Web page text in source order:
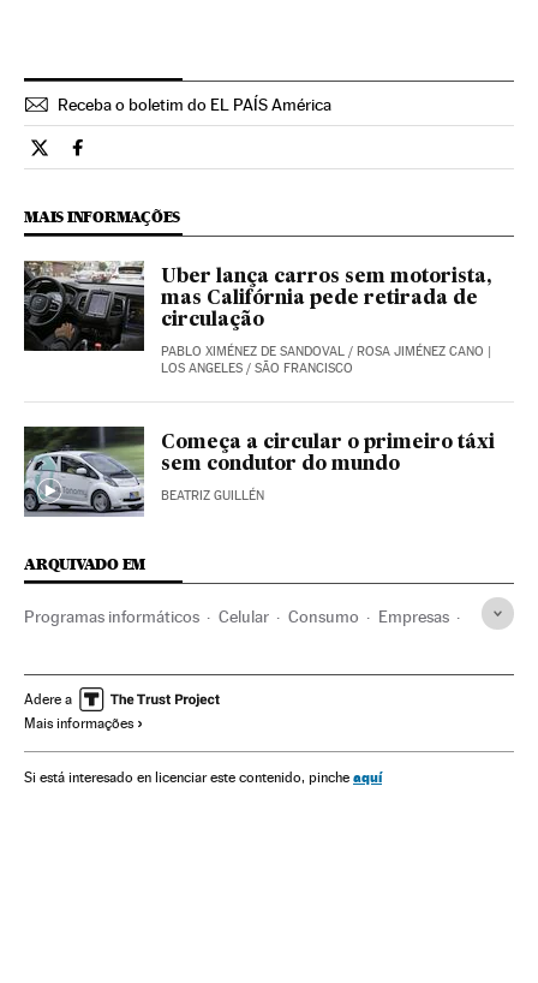
Receba o boletim do EL PAÍS América
Tecnologia El País Brasil en Twitter
Tecnologia El País Brasil en Facebook
MAIS INFORMAÇÕES
Uber lança carros sem motorista,
mas Califórnia pede retirada de
circulação
PABLO XIMÉNEZ DE SANDOVAL / ROSA JIMÉNEZ CANO |
LOS ANGELES / SÃO FRANCISCO
Começa a circular o primeiro táxi
sem condutor do mundo
BEATRIZ GUILLÉN
ARQUIVADO EM
Programas informáticos Celular Consumo Empresas
Indústria Economia Uber
Telecomunicações
Transporte privado Transporte sustentável
Adere a
Mais informações
Si está interesado en licenciar este contenido, pinche aquí